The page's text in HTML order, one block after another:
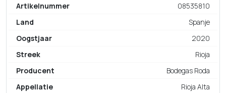
Artikelnummer
08535810
Land
Spanje
Oogstjaar
2020
Streek
Rioja
Producent
Bodegas Roda
Appellatie
Rioja Alta